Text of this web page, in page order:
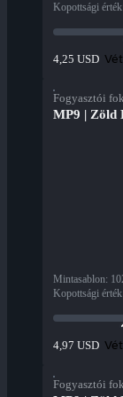
Kopottsági érték
4,25 USD
Fogyasztói
MP9 | Zöld
Mintasablon:
Kopottsági érték
4,97 USD
Fogyasztói